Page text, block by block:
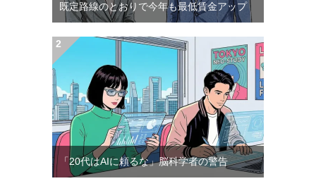
既定路線のとおりで今年も最低賃金アップ
「20代はAIに頼るな」脳科学者の警告